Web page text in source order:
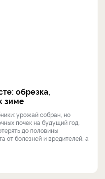
обрезка,
зиме
урожай собран, но
почек на будущий год.
до половины
от болезней и вредителей, а